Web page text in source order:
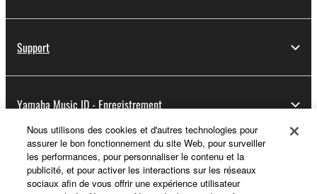
Support
Yamaha Music ID - Enregistrement
A propos de Yamaha
Nous utilisons des cookies et d'autres technologies pour
assurer le bon fonctionnement du site Web, pour surveiller
les performances, pour personnaliser le contenu et la
publicité, et pour activer les interactions sur les réseaux
sociaux afin de vous offrir une expérience utilisateur